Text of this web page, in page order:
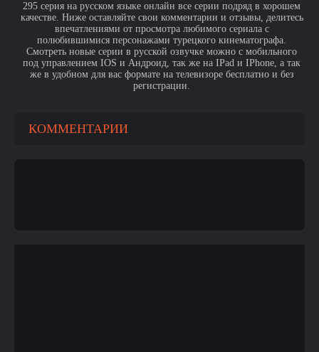
295 серия на русском языке онлайн все серии подряд в хорошем
качестве. Ниже оставляйте свои комментарии и отзывы, делитесь
впечатлениями от просмотра любимого сериала с
полюбившимися персонажами турецкого кинематографа.
Смотреть новые серии в русской озвучке можно с мобильного
под управлением IOS и Андроид, так же на IPad и IPhone, а так
же в удобном для вас формате на телевизоре бесплатно и без
регистрации.
КОММЕНТАРИИ